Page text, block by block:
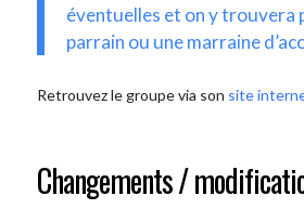
éventuelles et on y trouvera
parrain ou une marraine
Retrouvez le groupe via son site
Changements /